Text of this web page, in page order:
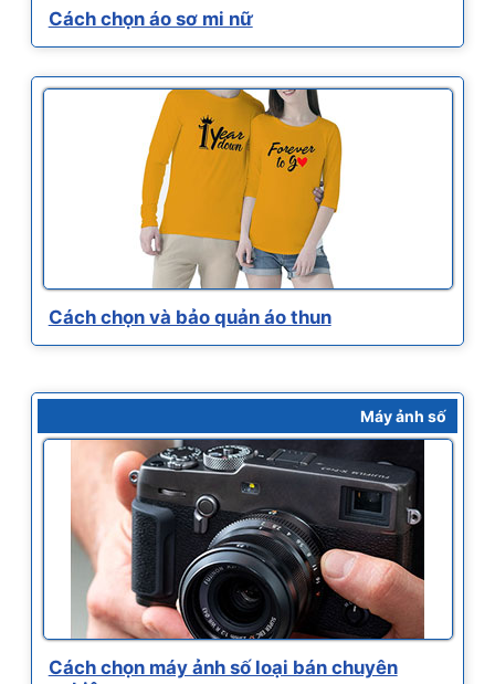
Cách chọn áo sơ mi nữ
Cách chọn và bảo quản áo thun
Máy ảnh số
Cách chọn máy ảnh số loại bán chuyên